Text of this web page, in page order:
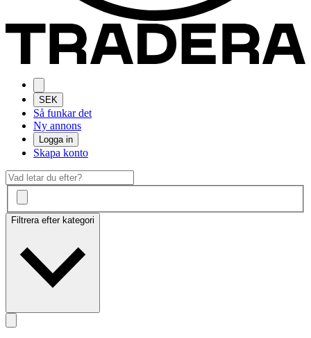
SEK
Så funkar det
Ny annons
Logga in
Skapa konto
Filtrera efter kategori